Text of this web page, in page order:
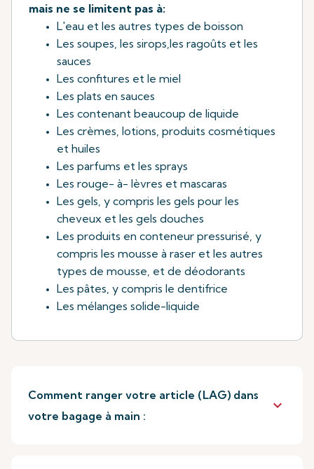
mais ne se limitent pas à:
L'eau et les autres types de boisson
Les soupes, les sirops,les ragoûts et les
sauces
Les confitures et le miel
Les plats en sauces
Les contenant beaucoup de liquide
Les crèmes, lotions, produits cosmétiques
et huiles
Les parfums et les sprays
Les rouge- à- lèvres et mascaras
Les gels, y compris les gels pour les
cheveux et les gels douches
Les produits en conteneur pressurisé, y
compris les mousse à raser et les autres
types de mousse, et de déodorants
Les pâtes, y compris le dentifrice
Les mélanges solide-liquide
Comment ranger votre article (LAG) dans
votre bagage à main :
keyboard_arrow_down